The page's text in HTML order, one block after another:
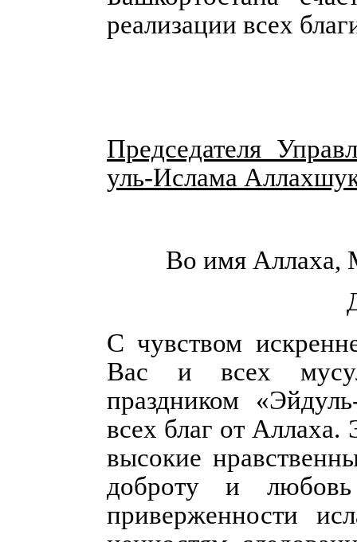
реализации всех
Председателя
уль-Ислама
Во имя Аллаха,
С чувством
Вас и всех
праздником
всех благ от Аллаха.
высокие
доброту и
приверженности